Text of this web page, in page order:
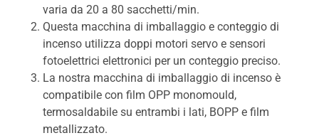
varia da 20 a 80 sacchetti/min.
Questa macchina di imballaggio e conteggio di
incenso utilizza doppi motori servo e sensori
fotoelettrici elettronici per un conteggio preciso.
La nostra macchina di imballaggio di incenso è
compatibile con film OPP monomould,
termosaldabile su entrambi i lati, BOPP e film
metallizzato.